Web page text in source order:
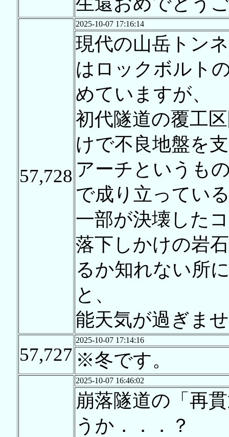
57,728
2025-10-07 17:16:14
現代の山岳トン
はロックボルト
めていますが、
初代隧道の覆工
けで不良地盤を
アーチというも
で成り立ってい
一部が決壊した
落下しかけの岩
るか知れない所
と、
能天気が過ぎま
57,727
2025-10-07 17:14:16
※冬です。
2025-10-07 16:46:02
崩落隧道の「再
うか．．．？